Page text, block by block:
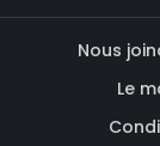
Nous
Le